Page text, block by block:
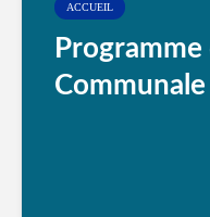
ACCUEIL
Programme